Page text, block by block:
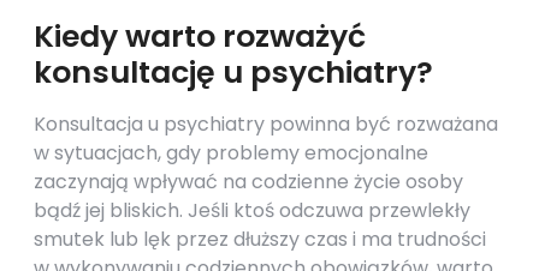
Kiedy warto rozważyć
konsultację u psychiatry?
Konsultacja u psychiatry powinna być rozważana
w sytuacjach, gdy problemy emocjonalne
zaczynają wpływać na codzienne życie osoby
bądź jej bliskich. Jeśli ktoś odczuwa przewlekły
smutek lub lęk przez dłuższy czas i ma trudności